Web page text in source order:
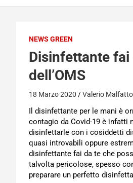
NEWS GREEN
Disinfettante
dell’OMS
18 Marzo 2020 Valerio Malfatto
Il disinfettante per le mani è
contagio da Covid-19 è infatti
disinfettarle con i cosiddetti
quasi introvabili oppure
disinfettante fai da te che
talvolta pericolose, spesso
preparare un perfetto